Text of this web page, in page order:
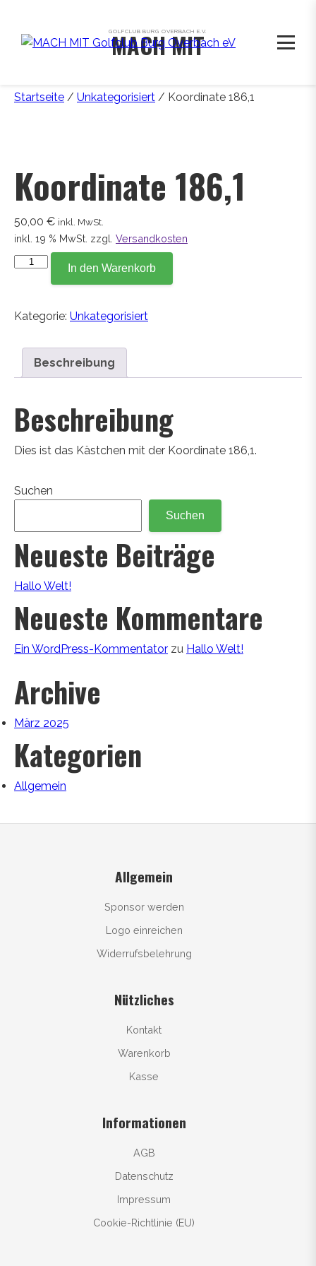
GOLFCLUB BURG OVERBACH E.V.
MACH MIT
Startseite / Unkategorisiert / Koordinate 186,1
Koordinate 186,1
50,00 € inkl. MwSt.
inkl. 19 % MwSt. zzgl. Versandkosten
Koordinate
In den Warenkorb
Kategorie: Unkategorisiert
Beschreibung
Beschreibung
Dies ist das Kästchen mit der Koordinate 186,1.
Suchen
Suchen
Neueste Beiträge
Hallo Welt!
Neueste Kommentare
Ein WordPress-Kommentator zu Hallo Welt!
Archive
März 2025
Kategorien
Allgemein
Allgemein
Sponsor werden
Logo einreichen
Widerrufsbelehrung
Nützliches
Kontakt
Warenkorb
Kasse
Informationen
AGB
Datenschutz
Impressum
Cookie-Richtlinie (EU)